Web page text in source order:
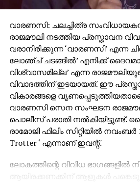
വാരണസി: ചലച്ചിത്ര
രാജമൗലി നടത്തിയ പ്രസ്താവന
വരാനിരിക്കുന്ന ‘വാരണസി’ എന്ന
ലോഞ്ച് ചടങ്ങില്‍’ എനിക്ക്
വിശ്വാസമില്ല’ എന്ന
വിവാദത്തിന് ഇടയായത്. ഈ
വികാരങ്ങളെ
വാരണസി സെന സംഘടന
പൊലീസ് പരാതി നല്‍കിയിട്ടുണ്ട്.
രാമോജി ഫിലിം സിറ്റിയില്‍ നവംബര്‍
Trotter ‘ എന്നാണ് ഇവന്റ്.
ലോകത്തിന്റെ വിവിധ ഭാഗങ്ങളില്‍
ആയിരക്കണക്കിന് ആളുകള്‍